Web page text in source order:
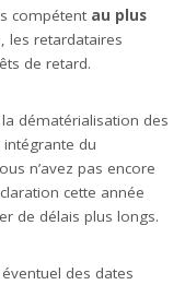
compétent au plus
les retardataires
de retard.
dématérialisation des
du
n’avez pas encore
cette année
de délais plus longs.
des dates